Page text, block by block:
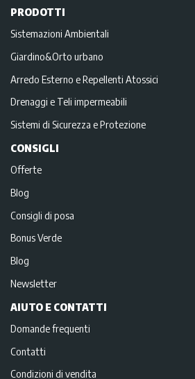
PRODOTTI
Sistemazioni Ambientali
Giardino&Orto urbano
Arredo Esterno e Repellenti Atossici
Drenaggi e Teli impermeabili
Sistemi di Sicurezza e Protezione
CONSIGLI
Offerte
Blog
Consigli di posa
Bonus Verde
Blog
Newsletter
AIUTO E CONTATTI
Domande frequenti
Contatti
Condizioni di vendita